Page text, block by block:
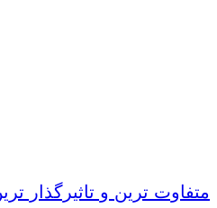
متفاوت ترین و تاثیرگذار